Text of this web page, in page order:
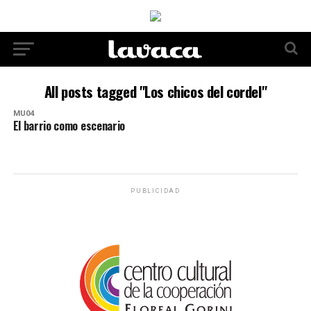
All posts tagged "Los chicos del cordel"
MU04
El barrio como escenario
PUBLICIDAD